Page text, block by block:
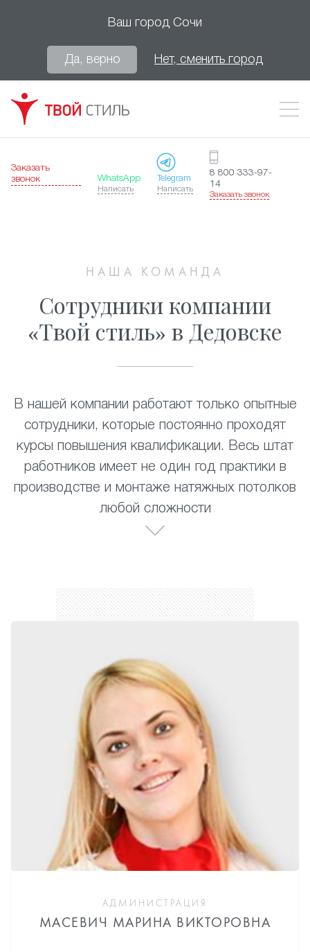
Ваш город Сочи
Да, верно Нет, сменить город
Заказать
звонок
WhatsApp
Написать
Telegram
Написать
8 800 333-97-
14
Заказать звонок
НАША КОМАНДА
Сотрудники компании
«Твой стиль» в Дедовске
В нашей компании работают только опытные
сотрудники, которые постоянно проходят
курсы повышения квалификации. Весь штат
работников имеет не один год практики в
производстве и монтаже натяжных потолков
любой сложности
АДМИНИСТРАЦИЯ
МАСЕВИЧ МАРИНА ВИКТОРОВНА